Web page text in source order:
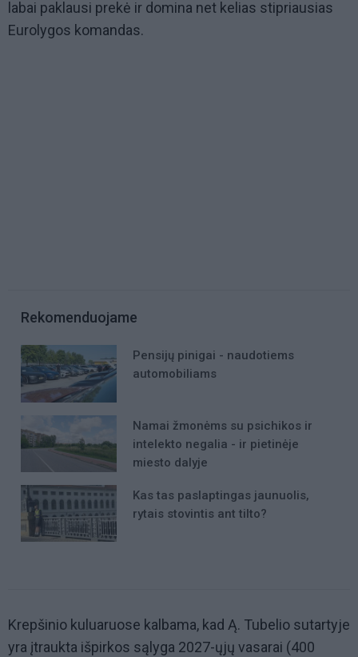
labai paklausi prekė ir domina net kelias stipriausias
Eurolygos komandas.
Rekomenduojame
Pensijų pinigai - naudotiems
automobiliams
Namai žmonėms su psichikos ir
intelekto negalia - ir pietinėje
miesto dalyje
Kas tas paslaptingas jaunuolis,
rytais stovintis ant tilto?
Krepšinio kuluaruose kalbama, kad Ą. Tubelio sutartyje
yra įtraukta išpirkos sąlyga 2027-ųjų vasarai (400